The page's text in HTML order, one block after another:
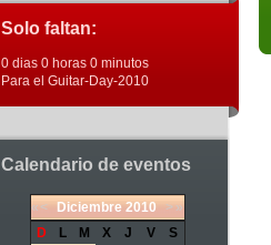
Solo faltan:
0 dias 0 horas 0 minutos
Para el Guitar-Day-2010
Calendario de eventos
« < Diciembre 2010 > »
D
L M X J V
S